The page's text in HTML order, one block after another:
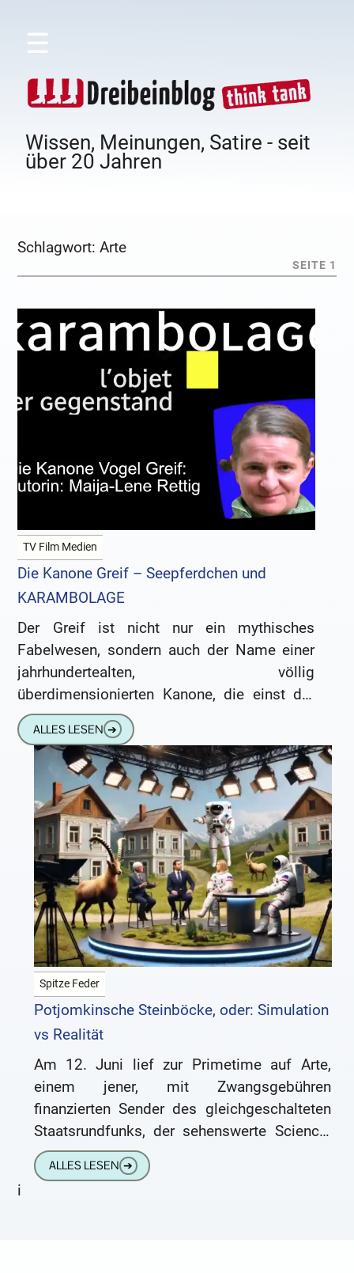
☰
Wissen, Meinungen, Satire - seit
über 20 Jahren
Schlagwort:Arte
SEITE 1
TV Film Medien
Die Kanone Greif – Seepferdchen und
KARAMBOLAGE
Der Greif ist nicht nur ein mythisches
Fabelwesen, sondern auch der Name einer
jahrhundertealten, völlig
überdimensionierten Kanone, die einst der
Kurfürst auf der Festung Ehrenbreitstein bei
Koblenz hat aufstellen lassen.
ALLES LESEN ➔
Spitze Feder
Potjomkinsche Steinböcke, oder: Simulation
vs Realität
Am 12. Juni lief zur Primetime auf Arte,
einem jener, mit Zwangsgebühren
finanzierten Sender des gleichgeschalteten
Staatsrundfunks, der sehenswerte Science-
Fiction-Film „Unternehmen Capricorn“ aus
dem Jahre 1978. Im Stenogrammstil
ALLES LESEN ➔
i